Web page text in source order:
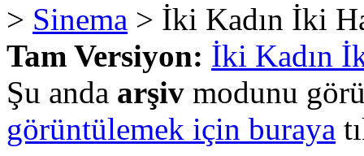
> Sinema > İki Kadın İki
Tam Versiyon: İki Kadın
Şu anda arşiv modunu
görüntülemek için buraya